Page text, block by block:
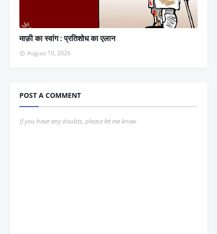
माफ़ी का स्वांग : प्रतिशोध का एलान
August 10, 2026
POST A COMMENT
If you have any doubts, please let me know